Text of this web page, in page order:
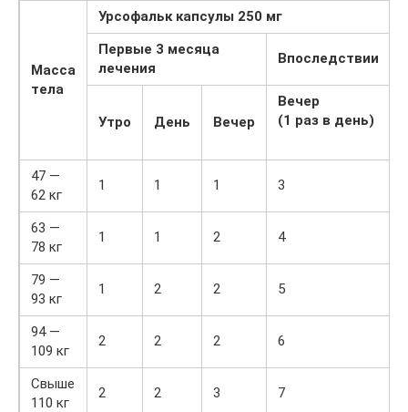
Масса
тела
Урсофальк капсулы 250 мг
Первые 3 месяца
лечения
Впоследствии
Утро День Вечер
Вечер
(1 раз в день)
47 —
62 кг
1 1 1 3
63 —
78 кг
1 1 2 4
79 —
93 кг
1 2 2 5
94 —
109 кг
2 2 2 6
Свыше
110 кг
2 2 3 7